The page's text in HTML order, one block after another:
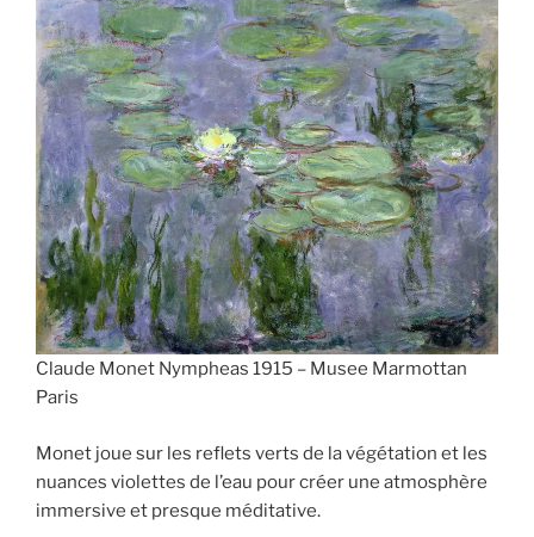
Claude Monet Nympheas 1915 – Musee Marmottan
Paris
Monet joue sur les reflets verts de la végétation et les
nuances violettes de l’eau pour créer une atmosphère
immersive et presque méditative.